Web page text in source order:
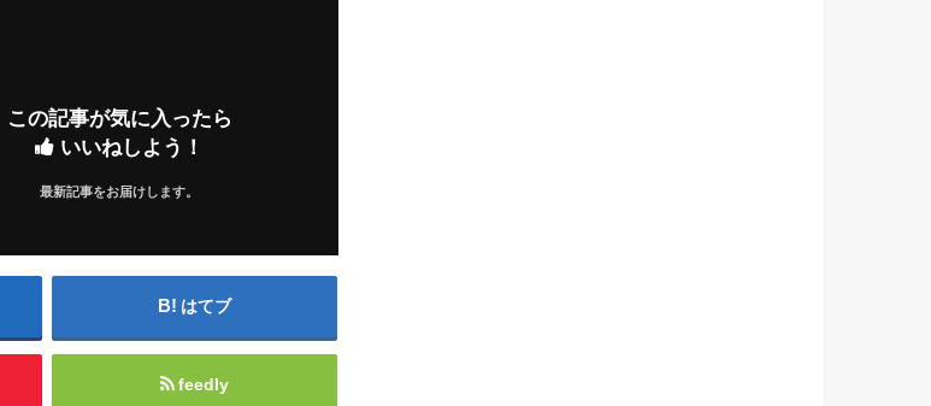
この記事が気に入ったら
いいねしよう！
最新記事をお届けします。
はてブ
feedly